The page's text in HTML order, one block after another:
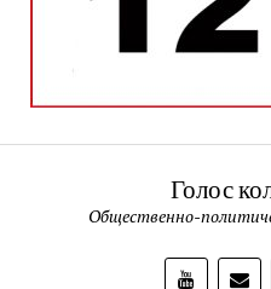
Голос
Общественно-